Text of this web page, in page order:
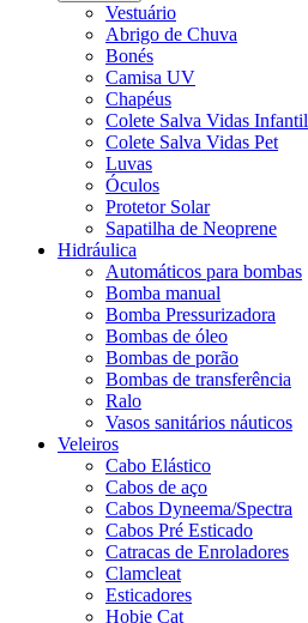
Vestuário
Abrigo de Chuva
Bonés
Camisa UV
Chapéus
Colete Salva Vidas Infantil
Colete Salva Vidas Pet
Luvas
Óculos
Protetor Solar
Sapatilha de Neoprene
Hidráulica
Automáticos para bombas
Bomba manual
Bomba Pressurizadora
Bombas de óleo
Bombas de porão
Bombas de transferência
Ralo
Vasos sanitários náuticos
Veleiros
Cabo Elástico
Cabos de aço
Cabos Dyneema/Spectra
Cabos Pré Esticado
Catracas de Enroladores
Clamcleat
Esticadores
Hobie Cat